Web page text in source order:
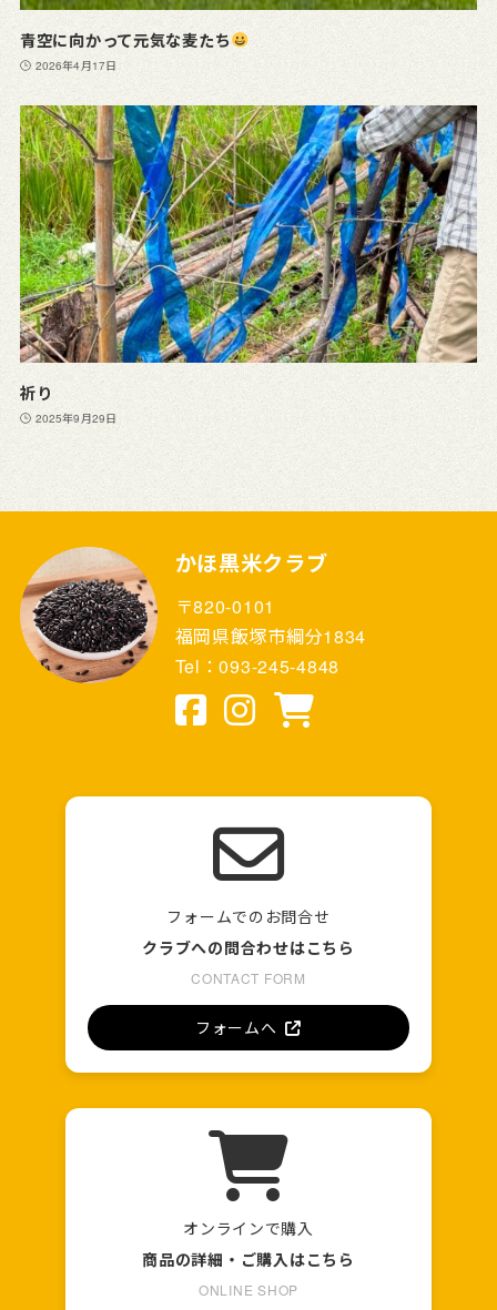
青空に向かって元気な麦たち
2026年4月17日
祈り
2025年9月29日
かほ黒米クラブ
〒820-0101
福岡県飯塚市綱分1834
Tel：093-245-4848
フォームでのお問合せ
クラブへの問合わせはこちら
CONTACT FORM
フォームへ
オンラインで購入
商品の詳細・ご購入はこちら
ONLINE SHOP